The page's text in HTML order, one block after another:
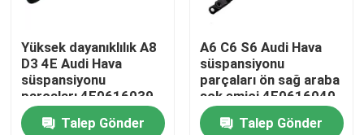
Kalite kontrol
Bizimle İletişim
Yüksek dayanıklılık A8
D3 4E Audi Hava
süspansiyonu
parçaları 4E0616039
TS16949 Sertifikalı
Talep Gönder
A6 C6 S6 Audi Hava
süspansiyonu
parçaları ön sağ araba
şok emici 4F0616040
Talep Gönder